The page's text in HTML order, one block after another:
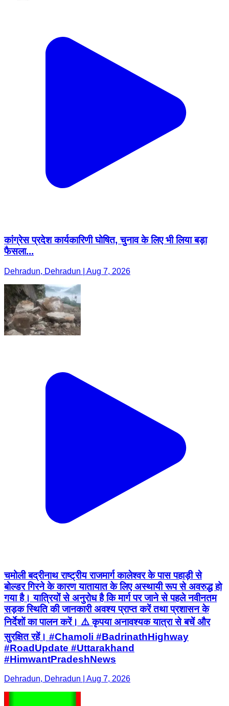
कांग्रेस प्रदेश कार्यकारिणी घोषित, चुनाव के लिए भी लिया बड़ा
फैसला...
Dehradun, Dehradun | Aug 7, 2026
चमोली बद्रीनाथ राष्ट्रीय राजमार्ग कालेश्वर के पास पहाड़ी से
बोल्डर गिरने के कारण यातायात के लिए अस्थायी रूप से अवरुद्ध हो
गया है। यात्रियों से अनुरोध है कि मार्ग पर जाने से पहले नवीनतम
सड़क स्थिति की जानकारी अवश्य प्राप्त करें तथा प्रशासन के
निर्देशों का पालन करें। ⚠️ कृपया अनावश्यक यात्रा से बचें और
सुरक्षित रहें। #Chamoli #BadrinathHighway
#RoadUpdate #Uttarakhand
#HimwantPradeshNews
Dehradun, Dehradun | Aug 7, 2026